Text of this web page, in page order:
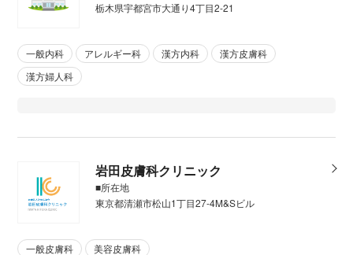
栃木県宇都宮市大通り4丁目2-21
一般内科 アレルギー科 漢方内科
漢方皮膚科
漢方婦人科
岩田皮膚科クリニック
■所在地
東京都清瀬市松山1丁目27-4M&Sビル
一般皮膚科 美容皮膚科